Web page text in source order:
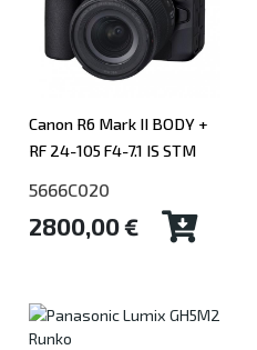
Canon R6 Mark II BODY +
RF 24-105 F4-7.1 IS STM
5666C020
2800,00 €